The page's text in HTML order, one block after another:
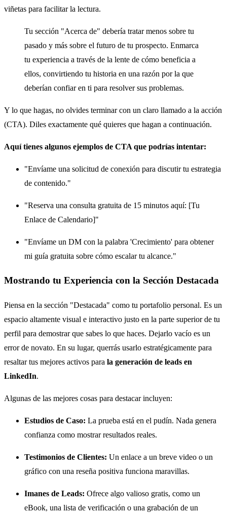
viñetas para facilitar la lectura.
Tu sección "Acerca de" debería tratar menos sobre tu
pasado y más sobre el futuro de tu prospecto. Enmarca
tu experiencia a través de la lente de cómo beneficia a
ellos, convirtiendo tu historia en una razón por la que
deberían confiar en ti para resolver sus problemas.
Y lo que hagas, no olvides terminar con un claro llamado a la acción
(CTA). Diles exactamente qué quieres que hagan a continuación.
Aquí tienes algunos ejemplos de CTA que podrías intentar:
"Envíame una solicitud de conexión para discutir tu estrategia
de contenido."
"Reserva una consulta gratuita de 15 minutos aquí: [Tu
Enlace de Calendario]"
"Envíame un DM con la palabra 'Crecimiento' para obtener
mi guía gratuita sobre cómo escalar tu alcance."
Mostrando tu Experiencia con la Sección Destacada
Piensa en la sección "Destacada" como tu portafolio personal. Es un
espacio altamente visual e interactivo justo en la parte superior de tu
perfil para demostrar que sabes lo que haces. Dejarlo vacío es un
error de novato. En su lugar, querrás usarlo estratégicamente para
resaltar tus mejores activos para la generación de leads en
LinkedIn.
Algunas de las mejores cosas para destacar incluyen:
Estudios de Caso: La prueba está en el pudín. Nada genera
confianza como mostrar resultados reales.
Testimonios de Clientes: Un enlace a un breve video o un
gráfico con una reseña positiva funciona maravillas.
Imanes de Leads: Ofrece algo valioso gratis, como un
eBook, una lista de verificación o una grabación de un